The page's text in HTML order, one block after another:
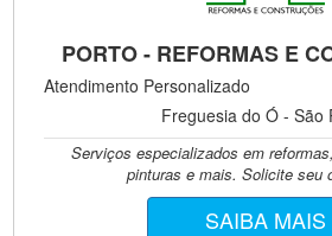
PORTO - REFORMAS E
Atendimento Personalizado
Freguesia do Ó - São
Serviços especializados em
pinturas e mais. Solicite seu
SAIBA MAIS